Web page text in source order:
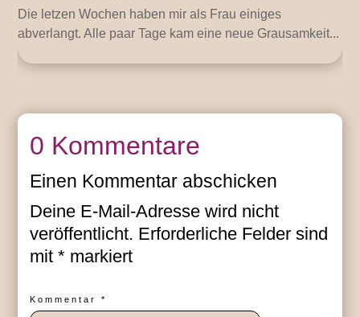
Die letzen Wochen haben mir als Frau einiges
abverlangt. Alle paar Tage kam eine neue Grausamkeit...
0 Kommentare
Einen Kommentar abschicken
Deine E-Mail-Adresse wird nicht
veröffentlicht. Erforderliche Felder sind
mit* markiert
Kommentar*